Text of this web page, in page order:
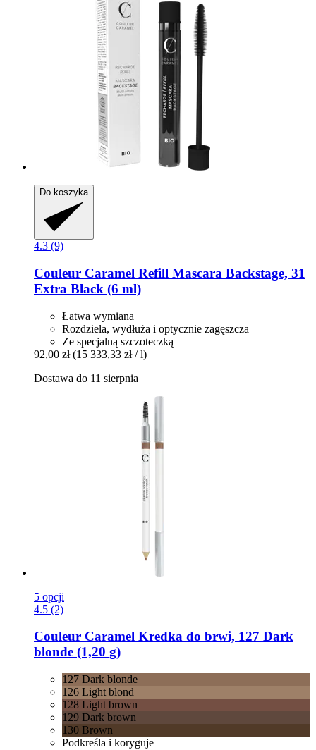
Do koszyka
4.3 (9)
Couleur Caramel Refill Mascara Backstage, 31
Extra Black (6 ml)
Łatwa wymiana
Rozdziela, wydłuża i optycznie zagęszcza
Ze specjalną szczoteczką
92,00 zł (15 333,33 zł / l)
Dostawa do 11 sierpnia
5 opcji
4.5 (2)
Couleur Caramel Kredka do brwi, 127 Dark
blonde (1,20 g)
127 Dark blonde
126 Light blond
128 Light brown
129 Dark brown
130 Brown
Podkreśla i koryguje